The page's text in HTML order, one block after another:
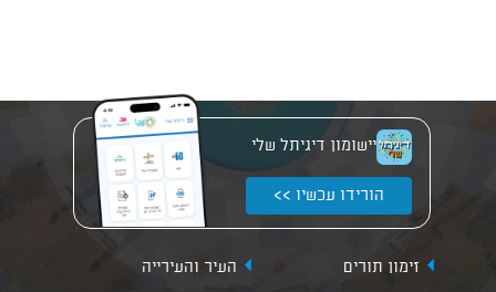
יישומון דיגיתל שלי
הורידו עכשיו >>
זימון תורים
העיר והעירייה